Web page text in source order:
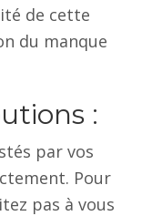
de cette
du manque
:
par vos
Pour
pas à vous